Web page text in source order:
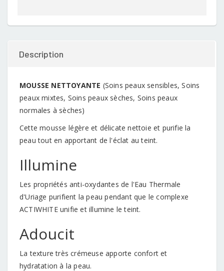
Description
MOUSSE NETTOYANTE (Soins peaux sensibles, Soins
peaux mixtes, Soins peaux sèches, Soins peaux
normales à sèches)
Cette mousse légère et délicate nettoie et purifie la
peau tout en apportant de l'éclat au teint.
Illumine
Les propriétés anti-oxydantes de l'Eau Thermale
d'Uriage purifient la peau pendant que le complexe
ACTIWHITE unifie et illumine le teint.
Adoucit
La texture très crémeuse apporte confort et
hydratation à la peau.